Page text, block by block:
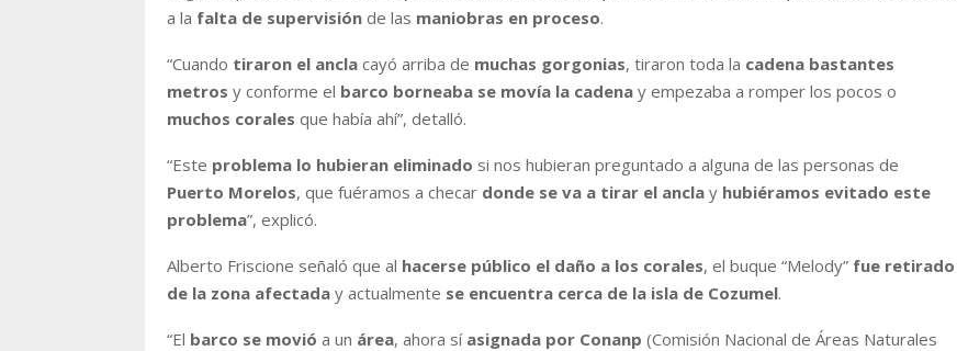
a la falta de supervisión de las maniobras en proceso.
“Cuando tiraron el ancla cayó arriba de muchas gorgonias, tiraron toda la cadena bastantes
metros y conforme el barco borneaba se movía la cadena y empezaba a romper los pocos o
muchos corales que había ahí”, detalló.
“Este problema lo hubieran eliminado si nos hubieran preguntado a alguna de las personas de
Puerto Morelos, que fuéramos a checar donde se va a tirar el ancla y hubiéramos evitado este
problema”, explicó.
Alberto Friscione señaló que al hacerse público el daño a los corales, el buque “Melody” fue retirado
de la zona afectada y actualmente se encuentra cerca de la isla de Cozumel.
“El barco se movió a un área, ahora sí asignada por Conanp (Comisión Nacional de Áreas Naturales